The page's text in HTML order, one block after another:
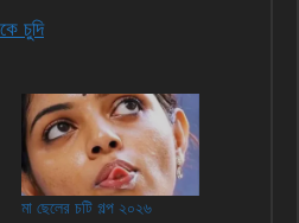
চুদি
মা ছেলের চটি গল্প ২০২৬